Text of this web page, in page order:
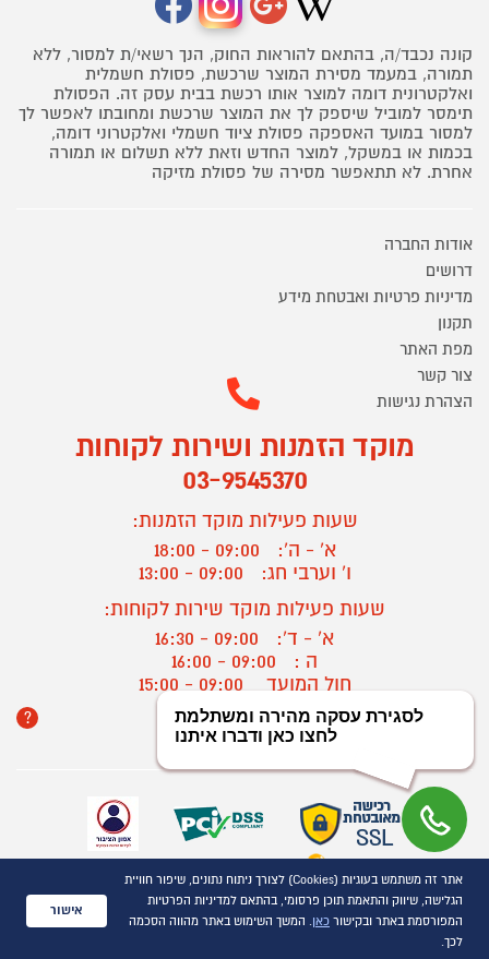
קונה נכבד/ה, בהתאם להוראות החוק, הנך רשאי/ת למסור, ללא
תמורה, במעמד מסירת המוצר שרכשת, פסולת חשמלית
ואלקטרונית דומה למוצר אותו רכשת בבית עסק זה. הפסולת
תימסר למוביל שיספק לך את המוצר שרכשת ומחובתו לאפשר לך
למסור במועד האספקה פסולת ציוד חשמלי ואלקטרוני דומה,
בכמות או במשקל, למוצר החדש וזאת ללא תשלום או תמורה
אחרת. לא תתאפשר מסירה של פסולת מזיקה
אודות החברה
דרושים
מדיניות פרטיות ואבטחת מידע
תקנון
מפת האתר
צור קשר
הצהרת נגישות
מוקד הזמנות ושירות לקוחות
03-9545370
שעות פעילות מוקד הזמנות:
א' - ה':
09:00 - 18:00
ו' וערבי חג:
09:00 - 13:00
שעות פעילות מוקד שירות לקוחות:
א' - ד':
09:00 - 16:30
ה :
09:00 - 16:00
חול המועד
? יצירת קשר/ביטול הזמנה
כל הזכויות שמורות P1000© 2021
התמונות להמחשה בלבד
ט.ל.ח.
אתר זה משתמש בעוגיות (Cookies) לצורך ניתוח נתונים, שיפור חוויית
הגלישה, שיווק והתאמת תוכן פרסומי, בהתאם למדיניות הפרטיות
המפורסמת באתר ובקישור כאן. המשך השימוש באתר מהווה הסכמה
לכך.
אישור